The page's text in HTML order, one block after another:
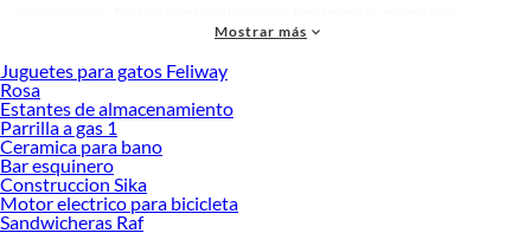
accesorios de calidad que te ayudarán a crear un espacio más tú.
Desde remodelaciones hasta proyectos de decoración, estamos aquí para hacer
tus ideas realidad. ¡Visítanos y encuentra todo lo que tenemos para ofrecerte en
Menaje!
Explora la variedad de productos de Menaje en Sodimac
Herramientas, materiales y accesorios de calidad para tus proyectos y
renovación de espacios. ¡Visítanos y descubre todo lo que tenemos para
Mostrar más
Juguetes para gatos Feliway
Rosa
Estantes de almacenamiento
Parrilla a gas 1
Ceramica para bano
Bar esquinero
Construccion Sika
Motor electrico para bicicleta
Sandwicheras Raf